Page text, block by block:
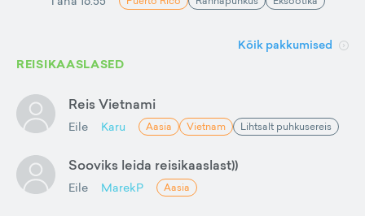
Kõik pakkumised
REISIKAASLASED
Reis Vietnami
Eile Karu Aasia Vietnam Lihtsalt puhkusereis
Sooviks leida reisikaaslast))
Eile MarekP Aasia